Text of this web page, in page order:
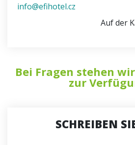
info@efihotel.cz
Auf der
Bei Fragen stehen
zur
SCHREIBEN